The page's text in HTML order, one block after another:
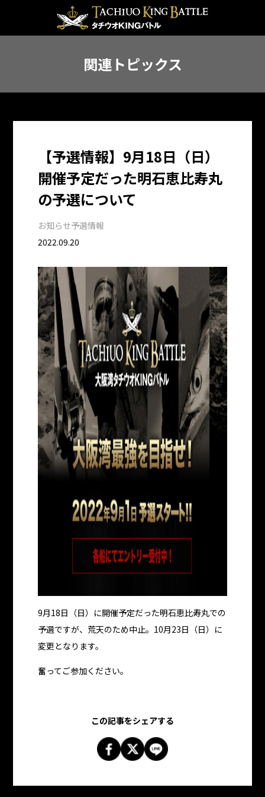
関連トピックス
【予選情報】9月18日（日）
開催予定だった明石恵比寿丸
の予選について
お知らせ予選情報
2022.09.20
9月18日（日）に開催予定だった明石恵比寿丸での
予選ですが、荒天のため中止。10月23日（日）に
変更となります。
奮ってご参加ください。
この記事をシェアする